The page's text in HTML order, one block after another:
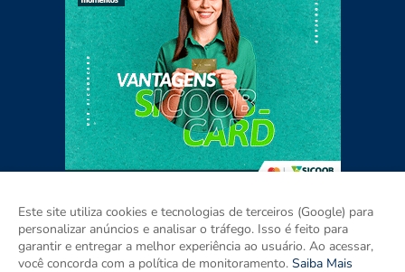
Home Sobre Contato Mídia Kit
Este site utiliza cookies e tecnologias de terceiros (Google) para
personalizar anúncios e analisar o tráfego. Isso é feito para
garantir e entregar a melhor experiência ao usuário. Ao acessar,
você concorda com a política de monitoramento. Saiba Mais